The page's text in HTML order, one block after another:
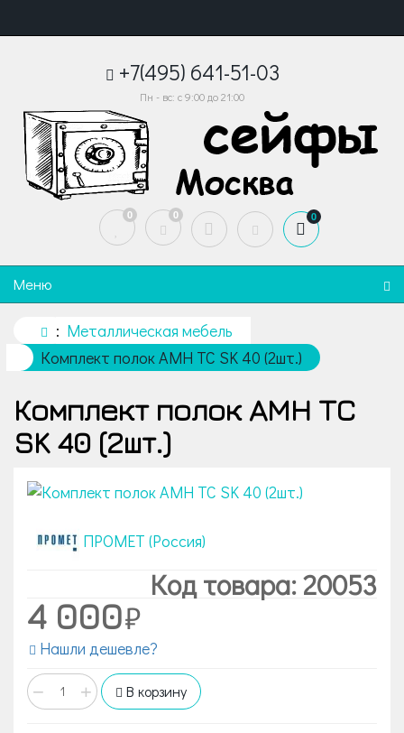
+7(495) 641-51-03
Пн - вс: с 9:00 до 21:00
0 0 0
Меню
Металлическая мебель
Комплект полок AMH TC SK 40 (2шт.)
Комплект полок AMH TC
SK 40 (2шт.)
ПРОМЕТ (Россия)
Код товара: 20053
4 000
Нашли дешевле?
− + В корзину